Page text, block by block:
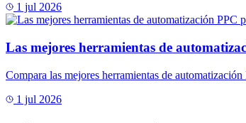
1 jul 2026
Las mejores herramientas de
Compara las mejores herramientas de
1 jul 2026